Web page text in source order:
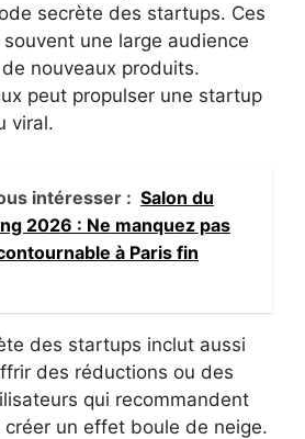
secrète des startups. Ces
une large audience
nouveaux produits.
peut propulser une startup
viral.
intéresser : Salon du
2026 : Ne manquez pas
à Paris fin
des startups inclut aussi
des réductions ou des
qui recommandent
un effet boule de neige.